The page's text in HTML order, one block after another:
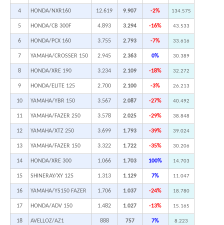
4 HONDA/NXR160 12.619 9.907 -2% 134.575
5 HONDA/CB 300F 4.893 3.294 -16% 43.533
6 HONDA/PCX 160 3.755 2.793 -7% 33.616
7 YAMAHA/CROSSER 150 2.945 2.363 0% 30.389
8 HONDA/XRE 190 3.234 2.109 -18% 32.272
9 HONDA/ELITE 125 2.700 2.100 -3% 26.213
10 YAMAHA/YBR 150 3.567 2.087 -27% 40.492
11 YAMAHA/FAZER 250 3.578 2.025 -29% 38.848
12 YAMAHA/XTZ 250 3.699 1.793 -39% 39.024
13 YAMAHA/FAZER 150 3.322 1.722 -35% 30.206
14 HONDA/XRE 300 1.066 1.703 100% 14.703
15 SHINERAY/XY 125 1.313 1.129 7% 11.047
16 YAMAHA/YS150 FAZER 1.706 1.037 -24% 18.780
17 HONDA/ADV 150 1.482 1.027 -13% 15.165
18 AVELLOZ/AZ1 888 757 7% 8.223